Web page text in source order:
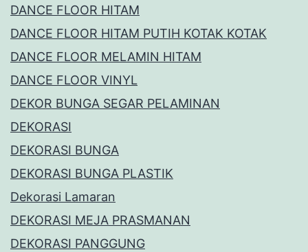
DANCE FLOOR HITAM
DANCE FLOOR HITAM PUTIH KOTAK KOTAK
DANCE FLOOR MELAMIN HITAM
DANCE FLOOR VINYL
DEKOR BUNGA SEGAR PELAMINAN
DEKORASI
DEKORASI BUNGA
DEKORASI BUNGA PLASTIK
Dekorasi Lamaran
DEKORASI MEJA PRASMANAN
DEKORASI PANGGUNG